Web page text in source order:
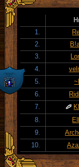
1.
2.
3.
4.
5.
6.
7.
8.
9.
10.